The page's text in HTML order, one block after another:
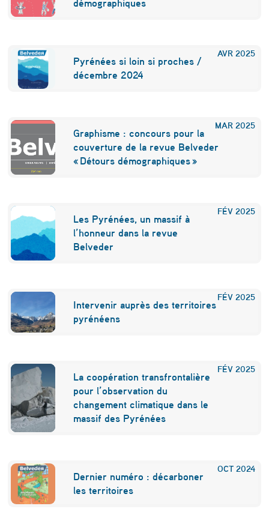
d
e
s
g
a
n
d
s
d
y
n
a
m
i
u
s
démographiques
AVR 2025
Pyrénées si loin si proches /
décembre 2024
MAR 2025
Graphisme : concours pour la
couverture de la revue Belveder
« Détours démographiques »
FÉV 2025
Les Pyrénées, un massif à
l’honneur dans la revue
Belveder
FÉV 2025
Intervenir auprès des territoires
pyrénéens
FÉV 2025
La coopération transfrontalière
pour l’observation du
changement climatique dans le
massif des Pyrénées
OCT 2024
Dernier numéro : décarboner
les territoires